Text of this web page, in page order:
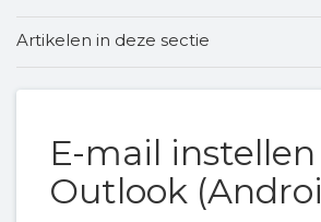
Artikelen in deze sectie
Instellingen aanpassen in
E-mail instellen in Outlook
E-mail instellen in Gmail (Android)
E-mail
Outlook